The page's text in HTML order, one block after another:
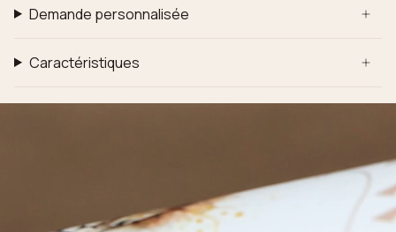
Demande personnalisée
Caractéristiques